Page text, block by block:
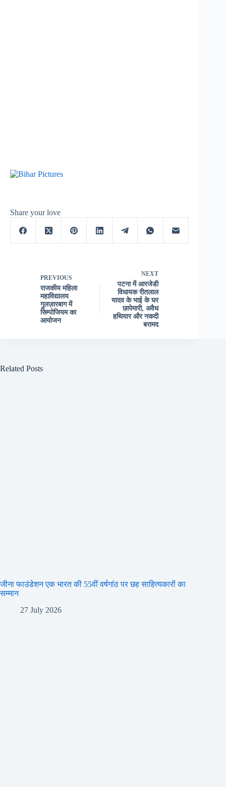
Share your love
PREVIOUS
राजकीय महिला
महाविद्यालय
गुलज़ारबाग में
सिम्पोजियम का
आयोजन
NEXT
पटना में आरजेडी
विधायक रीतलाल
यादव के भाई के घर
छापेमारी, अवैध
हथियार और नकदी
बरामद​
Related Posts
जीना फाउंडेशन एक भारत की 55वीं वर्षगांठ पर छह साहित्यकारों का
सम्मान
27 July 2026